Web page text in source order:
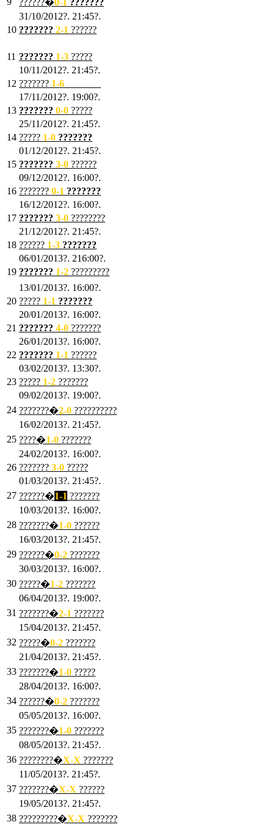
??????�0-1 ???????
31/10/2012?. 21:45?.
10 ??????? 2-1 ??????
11 ??????? 1-3 ?????
10/11/2012?. 21:45?.
12 ??????? 1-6
17/11/2012?. 19:00?.
13 ??????? 0-0 ?????
25/11/2012?. 21:45?.
14 ????? 1-0 ???????
01/12/2012?. 21:45?.
15 ??????? 3-0 ??????
09/12/2012?. 16:00?.
16 ??????? 0-1 ???????
16/12/2012?. 16:00?.
17 ??????? 3-0 ????????
21/12/2012?. 21:45?.
18 ?????? 1-3 ???????
06/01/2013?. 216:00?.
19 ??????? 1-2 ?????????
13/01/2013?. 16:00?.
20 ????? 1-1 ???????
20/01/2013?. 16:00?.
21 ??????? 4-0 ???????
26/01/2013?. 16:00?.
22 ??????? 1-1 ??????
03/02/2013?. 13:30?.
23 ????? 1-2 ???????
09/02/2013?. 19:00?.
24 ???????�2-0 ??????????
16/02/2013?. 21:45?.
25 ????�1-0 ???????
24/02/2013?. 16:00?.
26 ??????? 3-0 ?????
01/03/2013?. 21:45?.
27 ??????�1-1 ???????
10/03/2013?. 16:00?.
28 ???????�1-0 ??????
16/03/2013?. 21:45?.
29 ??????�0-2 ???????
30/03/2013?. 16:00?.
30 ?????�1-2 ???????
06/04/2013?. 19:00?.
31 ???????�2-1 ???????
15/04/2013?. 21:45?.
32 ?????�0-2 ???????
21/04/2013?. 21:45?.
33 ???????�1-0 ?????
28/04/2013?. 16:00?.
34 ??????�0-2 ???????
05/05/2013?. 16:00?.
35 ???????�1-0 ???????
08/05/2013?. 21:45?.
36 ????????�X-X ???????
11/05/2013?. 21:45?.
37 ???????�X-X ??????
19/05/2013?. 21:45?.
38 ?????????�X-X ???????